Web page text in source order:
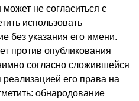
не согла­ситься с
использовать
без указания его имени.
против опубликования
согласно сложившейся
реализацией его права на
обнародование